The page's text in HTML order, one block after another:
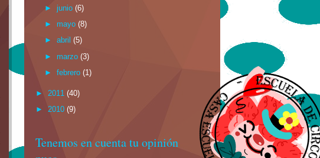
► junio(6)
► mayo(8)
►abril(5)
► marzo(3)
►febrero(1)
► 2011 (40)
► 2010 (9)
Tenemos en cuenta tu opinión